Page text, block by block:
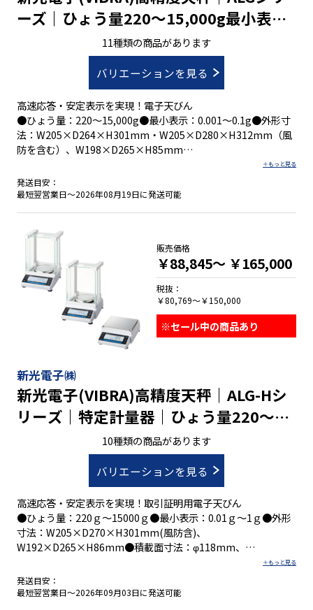
ーズ｜ひょう量220～15,000g最小表示
0.001～0.1g11種類の商品があります
バリエーションを見る
高速応答・安定表示を実現！電子天びん
●ひょう量：220～15,000g●最小表示：0.001～0.1g●外形寸
法：W205×D264×H301mm・W205×D280×H312mm（風
防を含む）、W198×D265×H85mm
●８種類の計量モード
●スパン調整は、外部分銅を使用
発送目安：
最短翌営業日～2026年08月19日に発送可能
新光電子㈱
新光電子(VIBRA)高精度天秤｜ALG-Hシ
リーズ｜特定計量器｜ひょう量220～
15,000g最小表示0.01～1g
10種類の商品があります
バリエーションを見る
高速応答・安定表示を実現！取引証明用電子天びん
●ひょう量：220ｇ～15000ｇ●最小表示：0.01ｇ～1ｇ●外形
寸法：W205×D270×H301mm(風防含)、
W192×D265×H86mm●積載面寸法：φ118mm、
●校正分銅内蔵タイプ（外部分銅でのスパン調整も可）
発送目安：
最短翌営業日～2026年09月03日に発送可能
販売価格
￥88,845～ ￥165,000
税抜：
￥80,769～￥150,000
※セール中の商品あり